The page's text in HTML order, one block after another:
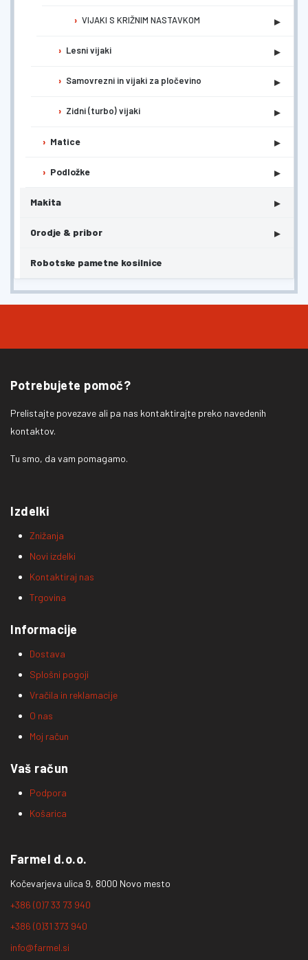
VIJAKI S KRIŽNIM NASTAVKOM ▸
Lesni vijaki ▸
Samovrezni in vijaki za pločevino ▸
Zidni (turbo) vijaki ▸
Matice ▸
Podložke ▸
Makita ▸
Orodje & pribor ▸
Robotske pametne kosilnice
Potrebujete pomoč?
Prelistajte povezave ali pa nas kontaktirajte preko navedenih
kontaktov.
Tu smo, da vam pomagamo.
Izdelki
Znižanja
Novi izdelki
Kontaktiraj nas
Trgovina
Informacije
Dostava
Splošni pogoji
Vračila in reklamacije
O nas
Moj račun
Vaš račun
Podpora
Košarica
Farmel d.o.o.
Kočevarjeva ulica 9, 8000 Novo mesto
+386 (0)7 33 73 940
+386 (0)31 373 940
info@farmel.si